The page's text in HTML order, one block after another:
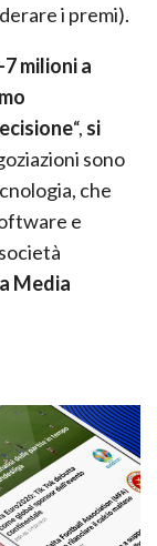
i premi).
milioni a
“, si
sono
che
e
Media